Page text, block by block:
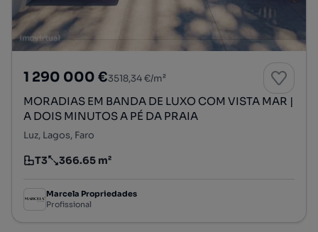
1 290 000 €3518,34 €/m²
MORADIAS EM BANDA DE LUXO COM VISTA MAR |
A DOIS MINUTOS A PÉ DA PRAIA
Luz, Lagos, Faro
Tipologia
T3
Preço por metro quadrado
366.65 m²
Marcela Propriedades
Profissional